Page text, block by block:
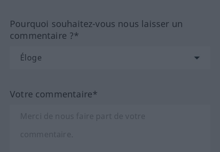
Pourquoi souhaitez-vous nous laisser un
commentaire ?*
Votre commentaire*